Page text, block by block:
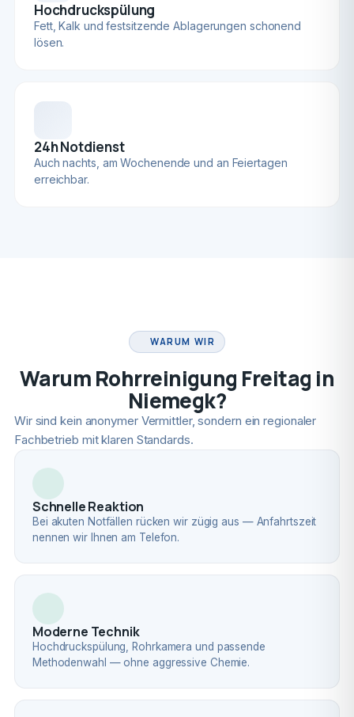
Hochdruckspülung
Fett, Kalk und festsitzende Ablagerungen schonend
lösen.
24h Notdienst
Auch nachts, am Wochenende und an Feiertagen
erreichbar.
WARUM WIR
Warum Rohrreinigung Freitag in
Niemegk?
Wir sind kein anonymer Vermittler, sondern ein regionaler
Fachbetrieb mit klaren Standards.
Schnelle Reaktion
Bei akuten Notfällen rücken wir zügig aus — Anfahrtszeit
nennen wir Ihnen am Telefon.
Moderne Technik
Hochdruckspülung, Rohrkamera und passende
Methodenwahl — ohne aggressive Chemie.